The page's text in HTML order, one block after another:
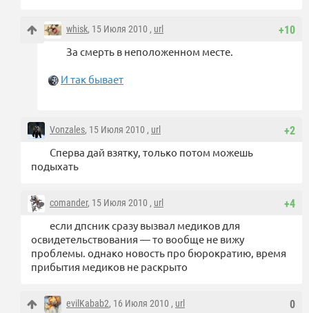
+10
whisk, 15 Июля 2010 , url
За смерть в неположенном месте.
И так бывает
+2
Vonzales, 15 Июля 2010 , url
Сперва дай взятку, только потом можешь
подыхать
+4
comander, 15 Июля 2010 , url
если дпсник сразу вызвал медиков для
освидетельствования — то вообще не вижу
проблемы. однако новость про бюрократию, время
прибытия медиков не раскрыто
0
evilKabab2, 16 Июля 2010 , url